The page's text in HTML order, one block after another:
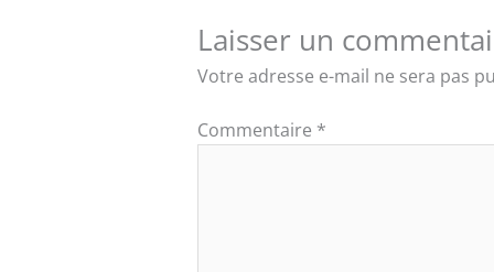
Laisser un
Votre adresse e-mail ne sera pas
Commentaire *